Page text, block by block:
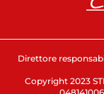
Direttore
Copyright 2023